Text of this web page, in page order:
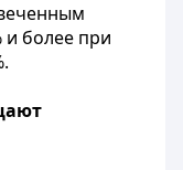
и более при